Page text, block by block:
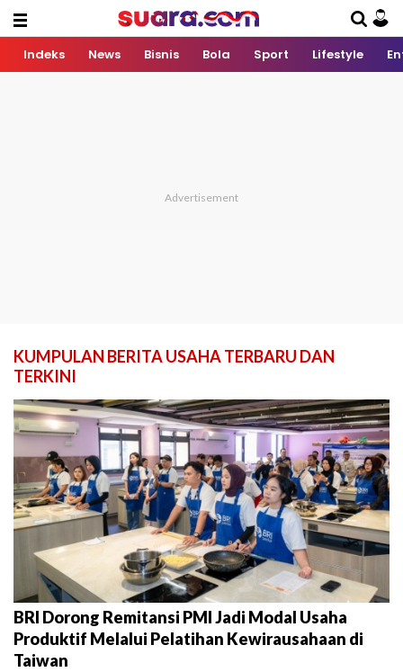
Indeks News Bisnis Bola Sport Lifestyle
KUMPULAN BERITA USAHA TERBARU DAN
TERKINI
BRI Dorong Remitansi PMI Jadi Modal Usaha
Produktif Melalui Pelatihan Kewirausahaan di
Taiwan